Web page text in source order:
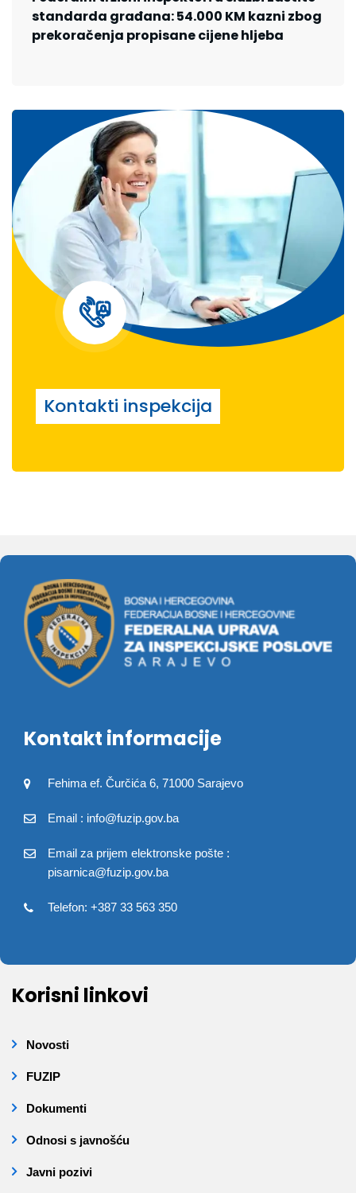
standarda građana: 54.000 KM kazni zbog
prekoračenja propisane cijene hljeba
Kontakti inspekcija
Kontakt informacije
Fehima ef. Čurčića 6, 71000 Sarajevo
Email : info@fuzip.gov.ba
Email za prijem elektronske pošte :
pisarnica@fuzip.gov.ba
Telefon: +387 33 563 350
Korisni linkovi
Novosti
FUZIP
Dokumenti
Odnosi s javnošću
Javni pozivi